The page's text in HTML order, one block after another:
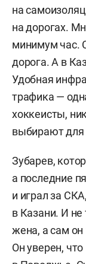
на
на дорогах.
минимум час.
дорога. А в
Удобная
трафика —
хоккеисты,
выбирают для
Зубарев,
а последние
и играл за
в Казани. И не
жена, а сам он
Он уверен,